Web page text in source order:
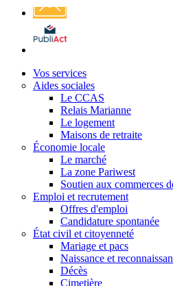
Affichage
légal
Vos services
Aides sociales
Le CCAS
Relais Marianne
Le logement
Maisons de retraite
Économie locale
Le marché
La zone Pariwest
Soutien aux commerces
Emploi et recrutement
Offres d'emploi
Candidature spontanée
État civil et citoyenneté
Mariage et pacs
Naissance et
Décès
Cimetière